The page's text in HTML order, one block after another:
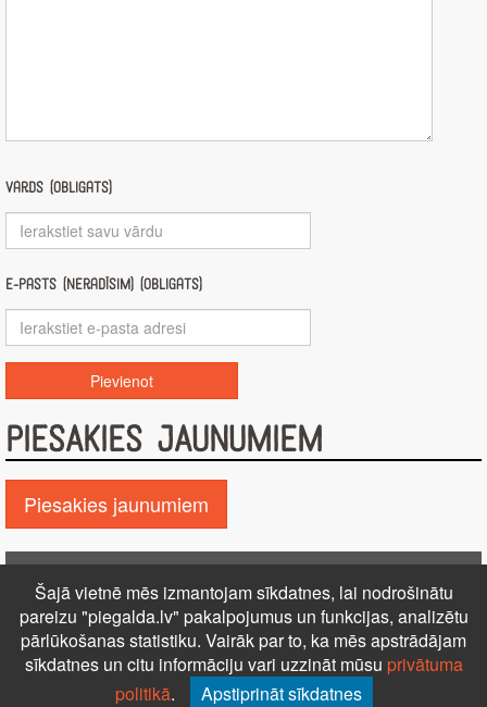
Vārds (obligāts)
E-pasts (nerādīsim) (obligāts)
PIESAKIES JAUNUMIEM
Piesakies jaunumiem
Kontakti Reklāma Par mums
Autortiesības
PRIVĀTUMA POLITIKA
NOTEIKUMI – DISTANCES
LĪGUMS
Uz augšu ↑
Šajā vietnē mēs izmantojam sīkdatnes, lai nodrošinātu
pareizu "piegalda.lv" pakalpojumus un funkcijas, analizētu
pārlūkošanas statistiku. Vairāk par to, ka mēs apstrādājam
sīkdatnes un citu informāciju vari uzzināt mūsu privātuma
politikā. Apstiprināt sīkdatnes